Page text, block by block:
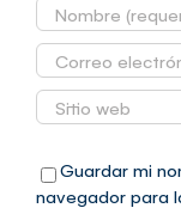
Guardar mi
navegador para